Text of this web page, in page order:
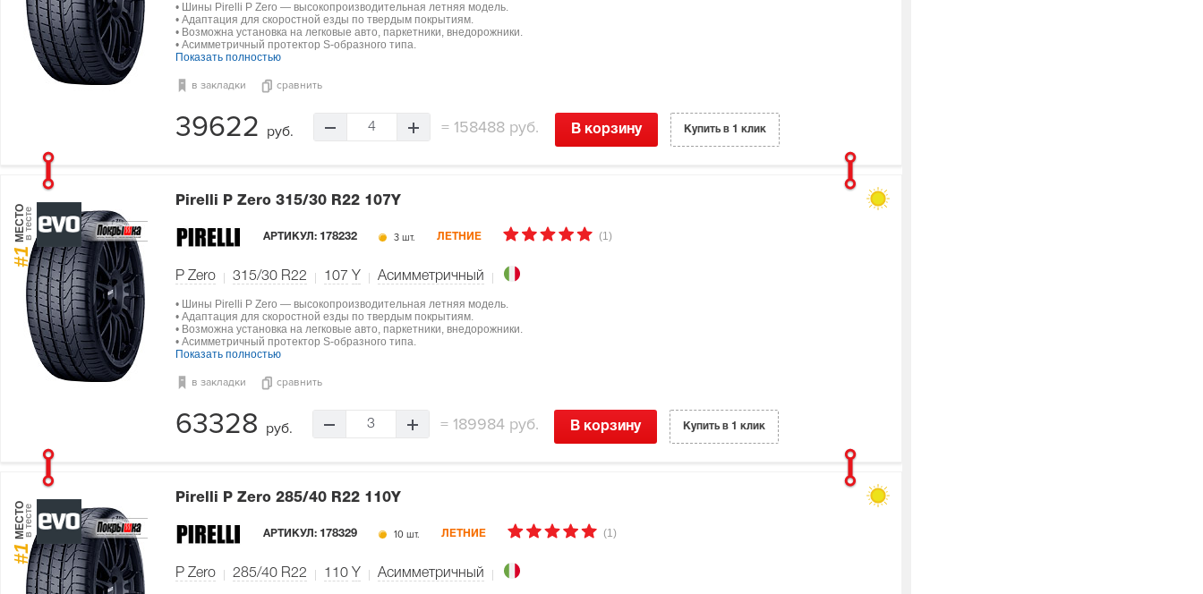
• Шины Pirelli P Zero — высокопроизводительная летняя модель.
• Адаптация для скоростной езды по твердым покрытиям.
• Возможна установка на легковые авто, паркетники, внедорожники.
• Асимметричный протектор S-образного типа.
Показать полностью
в закладки сравнить
39622 руб. 4 = 158488 руб. В корзину Купить в 1 клик
#1
МЕСТОв тесте
Pirelli P Zero 315/30 R22 107Y
АРТИКУЛ: 178232 3 шт. ЛЕТНИЕ (1)
P Zero 315/30 R22 107 Y Асимметричный
• Шины Pirelli P Zero — высокопроизводительная летняя модель.
• Адаптация для скоростной езды по твердым покрытиям.
• Возможна установка на легковые авто, паркетники, внедорожники.
• Асимметричный протектор S-образного типа.
Показать полностью
в закладки сравнить
63328 руб. 3 =189984 руб. В корзину Купить в 1 клик
#1
МЕСТОв тесте
Pirelli P Zero 285/40 R22 110Y
АРТИКУЛ: 178329 10 шт. ЛЕТНИЕ (1)
P Zero 285/40 R22 110 Y Асимметричный